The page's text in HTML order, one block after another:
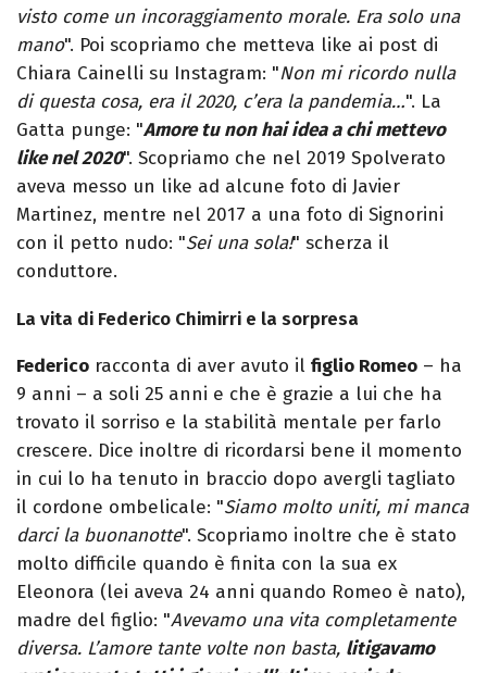
visto come un incoraggiamento morale. Era solo una
mano". Poi scopriamo che metteva like ai post di
Chiara Cainelli su Instagram: "Non mi ricordo nulla
di questa cosa, era il 2020, c’era la pandemia…". La
Gatta punge: "Amore tu non hai idea a chi mettevo
like nel 2020". Scopriamo che nel 2019 Spolverato
aveva messo un like ad alcune foto di Javier
Martinez, mentre nel 2017 a una foto di Signorini
con il petto nudo: "Sei una sola!" scherza il
conduttore.
La vita di Federico Chimirri e la sorpresa
Federico racconta di aver avuto il figlio Romeo – ha
9 anni – a soli 25 anni e che è grazie a lui che ha
trovato il sorriso e la stabilità mentale per farlo
crescere. Dice inoltre di ricordarsi bene il momento
in cui lo ha tenuto in braccio dopo avergli tagliato
il cordone ombelicale: "Siamo molto uniti, mi manca
darci la buonanotte". Scopriamo inoltre che è stato
molto difficile quando è finita con la sua ex
Eleonora (lei aveva 24 anni quando Romeo è nato),
madre del figlio: "Avevamo una vita completamente
diversa. L’amore tante volte non basta, litigavamo